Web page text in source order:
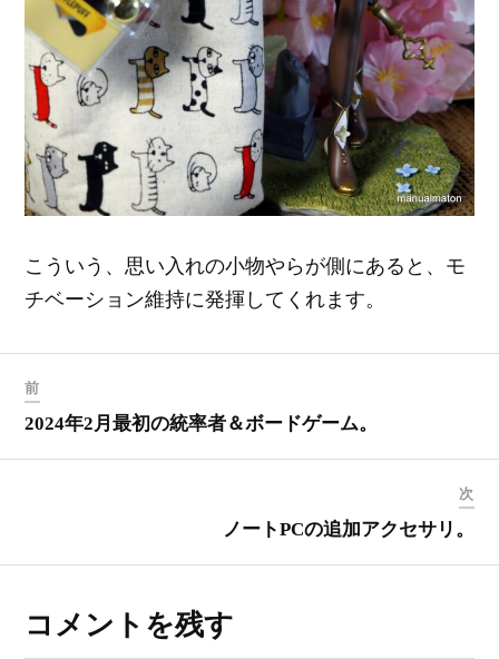
こういう、思い入れの小物やらが側にあると、モ
チベーション維持に発揮してくれます。
前
2024年2月最初の統率者＆ボードゲーム。
次
ノートPCの追加アクセサリ。
コメントを残す